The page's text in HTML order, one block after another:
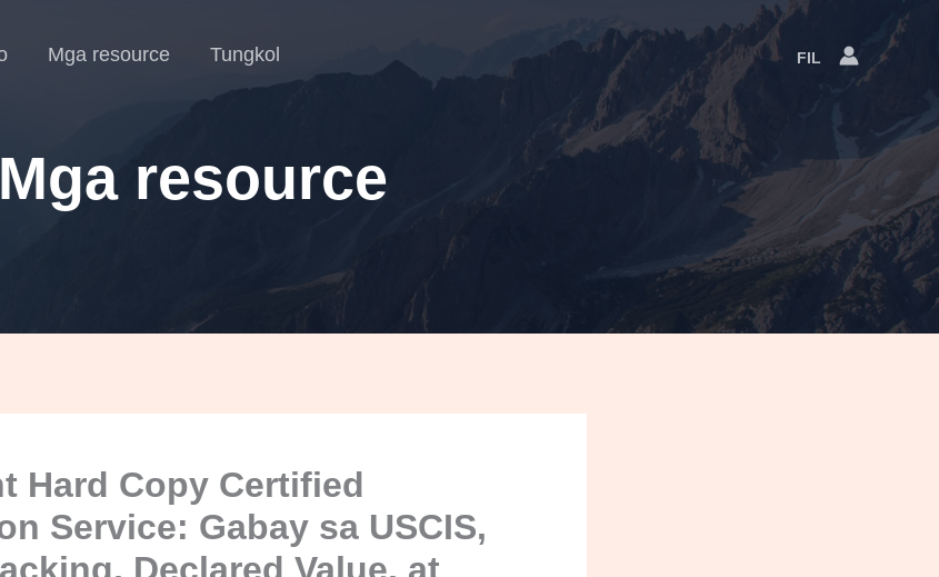
Mga resource Tungkol FILLanguage
Switcher
Mga resource
Hard Copy Certified
Service: Gabay sa USCIS,